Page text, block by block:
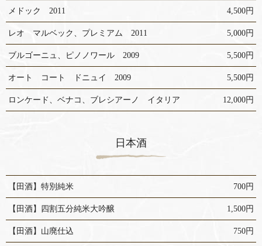
メドック 2011 4,500円
レオ マルベック、プレミアム 2011 5,000円
ブルゴーニュ、ピノノワール 2009 5,500円
オート コート ドニュイ 2009 5,500円
ロンケード、ベナコ、ブレシアーノ イタリア 12,000円
日本酒
【田酒】特別純米 700円
【田酒】四割五分純米大吟醸 1,500円
【田酒】山廃仕込 750円